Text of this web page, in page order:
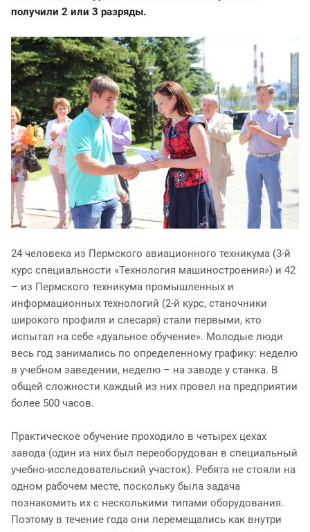
получили 2 или 3 разряды.
24 человека из Пермского авиационного техникума (3-й
курс специальности «Технология машиностроения») и 42
– из Пермского техникума промышленных и
информационных технологий (2-й курс, станочники
широкого профиля и слесаря) стали первыми, кто
испытал на себе «дуальное обучение». Молодые люди
весь год занимались по определенному графику: неделю
в учебном заведении, неделю – на заводе у станка. В
общей сложности каждый из них провел на предприятии
более 500 часов.
Практическое обучение проходило в четырех цехах
завода (один из них был переоборудован в специальный
учебно-исследовательский участок). Ребята не стояли на
одном рабочем месте, поскольку была задача
познакомить их с несколькими типами оборудования.
Поэтому в течение года они перемещались как внутри